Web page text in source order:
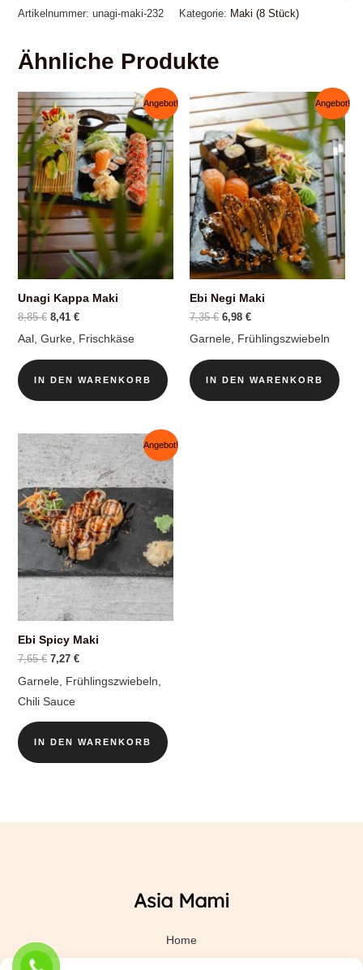
Menge
Artikelnummer: unagi-maki-232 Kategorie: Maki (8 Stück)
Ähnliche Produkte
Angebot!
Unagi Kappa Maki
8,85€ Ursprünglicher
war:
8,41 €Aktueller
ist:
Aal, Gurke, Frischkäse
IN DEN WARENKORB
Angebot!
Ebi Negi Maki
7,35€ Ursprünglicher
war:
6,98 €Aktueller
ist:
Garnele, Frühlingszwiebeln
IN DEN WARENKORB
Angebot!
Ebi Spicy Maki
7,65€ Ursprünglicher
war:
7,65 €
7,27 €Aktueller
ist:
Garnele, Frühlingszwiebeln,
Chili Sauce
IN DEN WARENKORB
Home